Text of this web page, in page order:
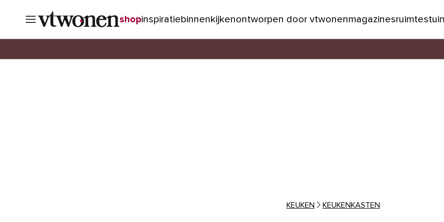
shopinspiratiebinnenkijkenontworpen door vtwonenmagazinesruimtestuin
KEUKEN KEUKENKASTEN